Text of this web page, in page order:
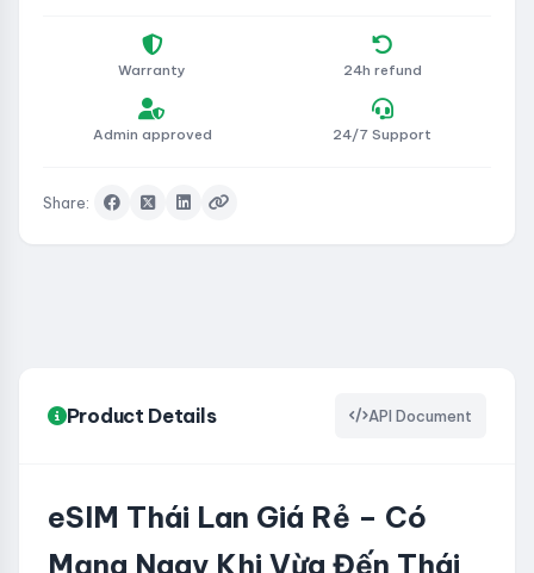
Warranty 24h refund
Admin approved 24/7 Support
Share:
Product Details API Document
eSIM Thái Lan Giá Rẻ – Có
Mạng Ngay Khi Vừa Đến Thái